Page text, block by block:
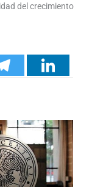
del crecimiento